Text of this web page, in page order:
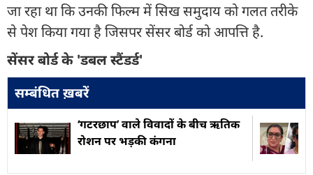
जा रहा था कि उनकी फिल्म में सिख समुदाय को गलत तरीके
से पेश किया गया है जिसपर सेंसर बोर्ड को आपत्ति है.
सेंसर बोर्ड के 'डबल स्टैंडर्ड'
सम्बंधित ख़बरें
‘गटरछाप’ वाले विवादों के बीच ऋतिक
रोशन पर भड़की कंगना